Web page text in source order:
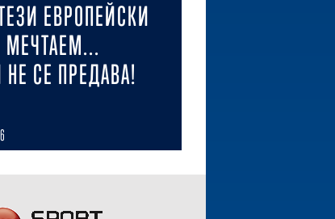
ЕВРОПЕЙСКИ
МЕЧТАЕМ...
СЕ ПРЕДАВА!